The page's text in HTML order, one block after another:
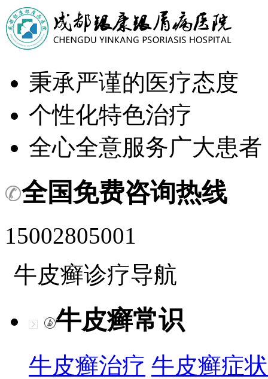
秉承严谨的医疗态度
个性化特色治疗
全心全意服务广大患者
全国免费咨询热线
15002805001
牛皮癣诊疗导航
牛皮癣常识
牛皮癣治疗 牛皮癣症状